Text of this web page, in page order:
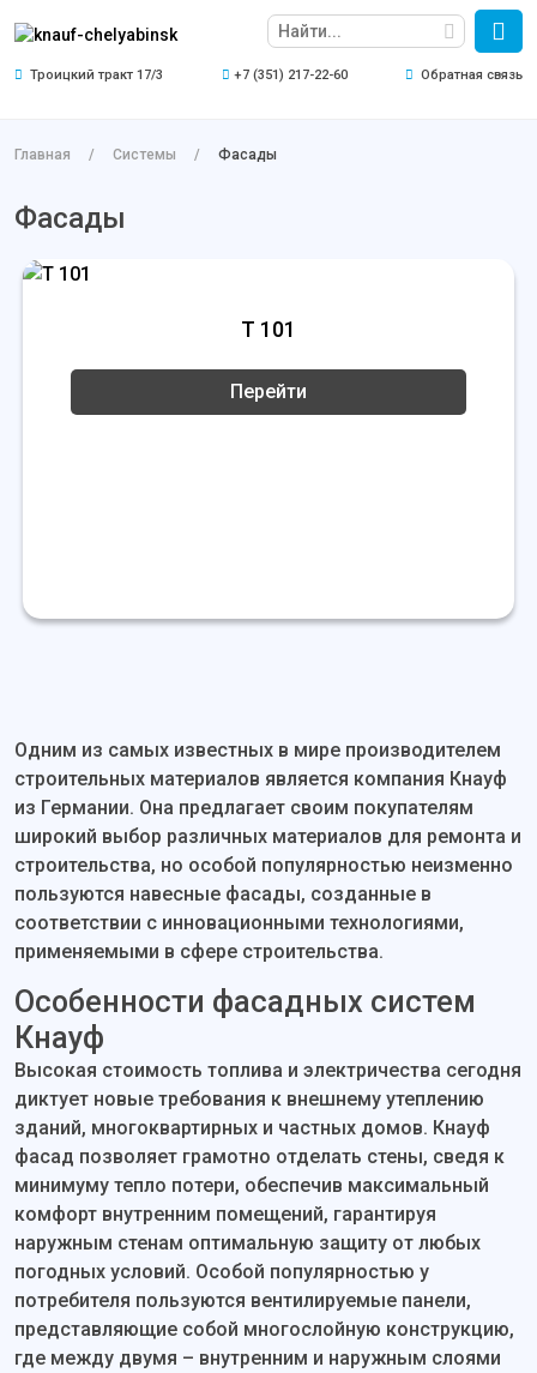
Троицкий тракт 17/3 +7 (351) 217-22-60 Обратная связь
Главная Системы Фасады
Фасады
Т 101
Перейти
Одним из самых известных в мире производителем
строительных материалов является компания Кнауф
из Германии. Она предлагает своим покупателям
широкий выбор различных материалов для ремонта и
строительства, но особой популярностью неизменно
пользуются навесные фасады, созданные в
соответствии с инновационными технологиями,
применяемыми в сфере строительства.
Особенности фасадных систем
Кнауф
Высокая стоимость топлива и электричества сегодня
диктует новые требования к внешнему утеплению
зданий, многоквартирных и частных домов. Кнауф
фасад позволяет грамотно отделать стены, сведя к
минимуму тепло потери, обеспечив максимальный
комфорт внутренним помещений, гарантируя
наружным стенам оптимальную защиту от любых
погодных условий. Особой популярностью у
потребителя пользуются вентилируемые панели,
представляющие собой многослойную конструкцию,
где между двумя – внутренним и наружным слоями